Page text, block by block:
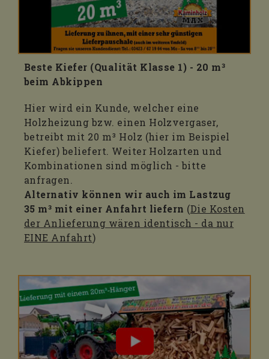
Beste Kiefer (Qualität Klasse 1) - 20 m³
beim Abkippen
Hier wird ein Kunde, welcher eine
Holzheizung bzw. einen Holzvergaser,
betreibt mit 20 m³ Holz (hier im Beispiel
Kiefer) beliefert. Weiter Holzarten und
Kombinationen sind möglich - bitte
anfragen.
Alternativ können wir auch im Lastzug
35 m³ mit einer Anfahrt liefern (Die Kosten
der Anlieferung wären identisch - da nur
EINE Anfahrt)